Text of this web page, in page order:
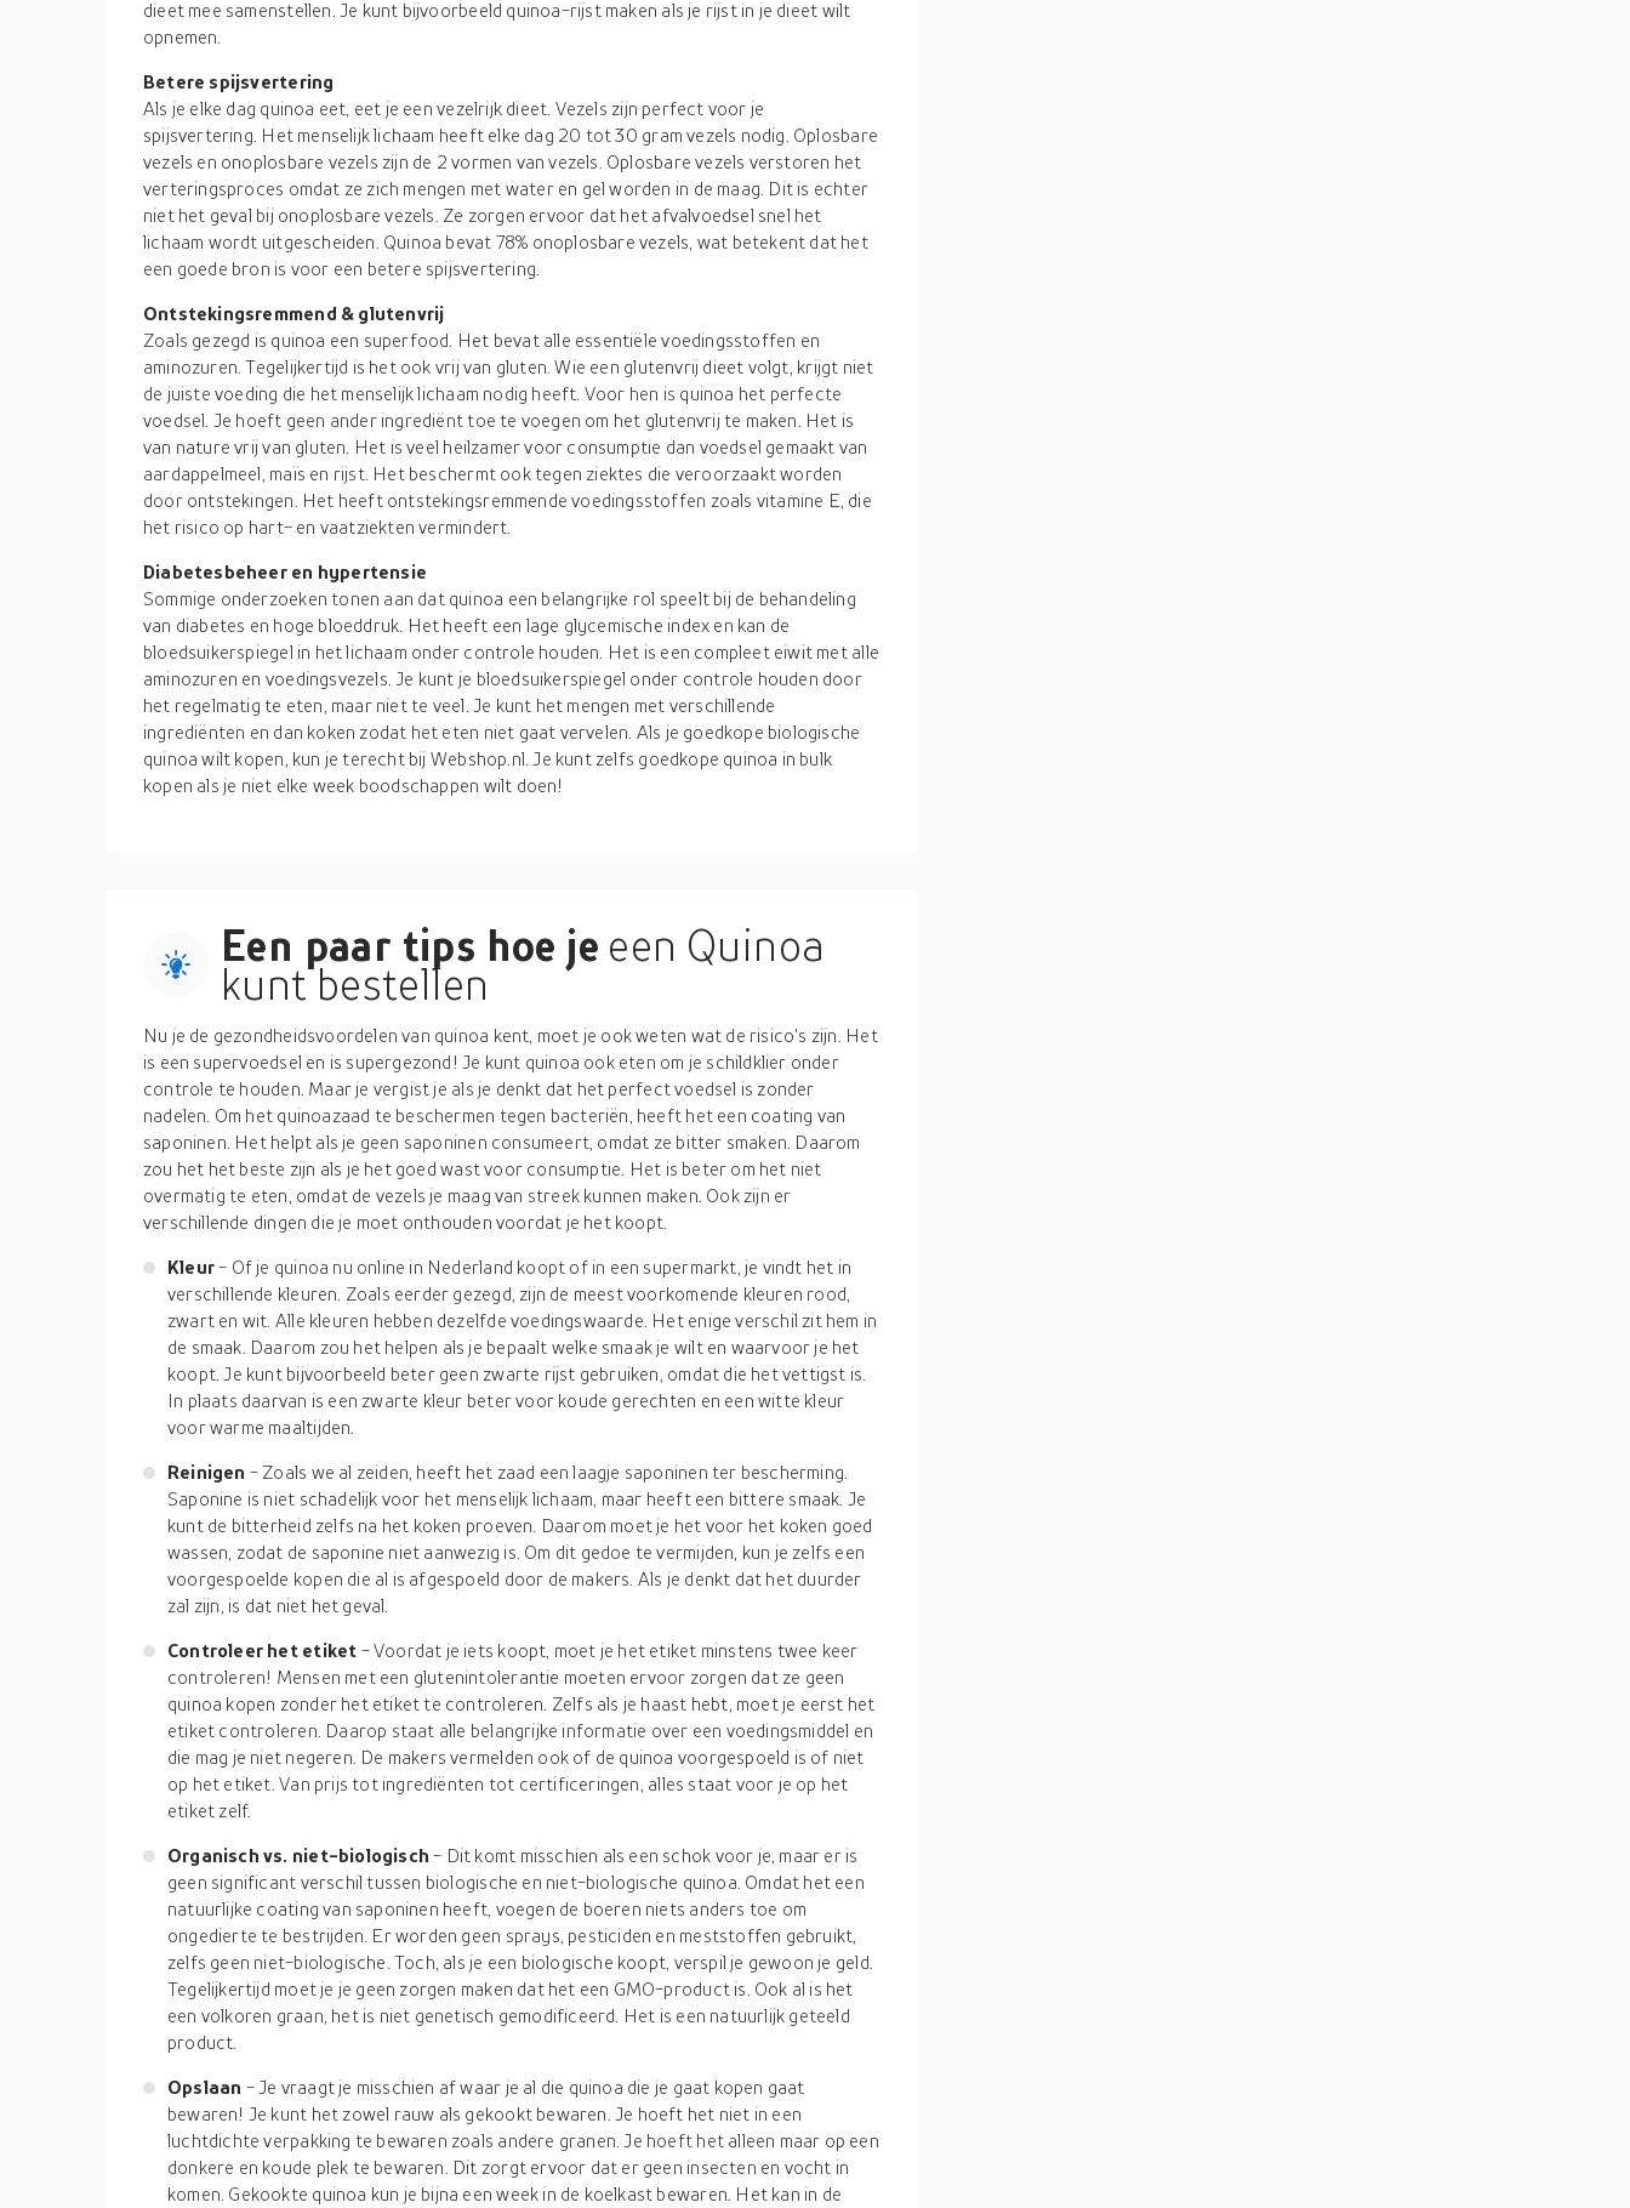
dieet mee samenstellen. Je kunt bijvoorbeeld quinoa-rijst maken als je rijst in je dieet wilt
opnemen.
Betere spijsvertering
Als je elke dag quinoa eet, eet je een vezelrijk dieet. Vezels zijn perfect voor je
spijsvertering. Het menselijk lichaam heeft elke dag 20 tot 30 gram vezels nodig. Oplosbare
vezels en onoplosbare vezels zijn de 2 vormen van vezels. Oplosbare vezels verstoren het
verteringsproces omdat ze zich mengen met water en gel worden in de maag. Dit is echter
niet het geval bij onoplosbare vezels. Ze zorgen ervoor dat het afvalvoedsel snel het
lichaam wordt uitgescheiden. Quinoa bevat 78% onoplosbare vezels, wat betekent dat het
een goede bron is voor een betere spijsvertering.
Ontstekingsremmend & glutenvrij
Zoals gezegd is quinoa een superfood. Het bevat alle essentiële voedingsstoffen en
aminozuren. Tegelijkertijd is het ook vrij van gluten. Wie een glutenvrij dieet volgt, krijgt niet
de juiste voeding die het menselijk lichaam nodig heeft. Voor hen is quinoa het perfecte
voedsel. Je hoeft geen ander ingrediënt toe te voegen om het glutenvrij te maken. Het is
van nature vrij van gluten. Het is veel heilzamer voor consumptie dan voedsel gemaakt van
aardappelmeel, maïs en rijst. Het beschermt ook tegen ziektes die veroorzaakt worden
door ontstekingen. Het heeft ontstekingsremmende voedingsstoffen zoals vitamine E, die
het risico op hart- en vaatziekten vermindert.
Diabetesbeheer en hypertensie
Sommige onderzoeken tonen aan dat quinoa een belangrijke rol speelt bij de behandeling
van diabetes en hoge bloeddruk. Het heeft een lage glycemische index en kan de
bloedsuikerspiegel in het lichaam onder controle houden. Het is een compleet eiwit met alle
aminozuren en voedingsvezels. Je kunt je bloedsuikerspiegel onder controle houden door
het regelmatig te eten, maar niet te veel. Je kunt het mengen met verschillende
ingrediënten en dan koken zodat het eten niet gaat vervelen. Als je goedkope biologische
quinoa wilt kopen, kun je terecht bij Webshop.nl. Je kunt zelfs goedkope quinoa in bulk
kopen als je niet elke week boodschappen wilt doen!
Een paar tips hoe je een Quinoa
kunt bestellen
Nu je de gezondheidsvoordelen van quinoa kent, moet je ook weten wat de risico's zijn. Het
is een supervoedsel en is supergezond! Je kunt quinoa ook eten om je schildklier onder
controle te houden. Maar je vergist je als je denkt dat het perfect voedsel is zonder
nadelen. Om het quinoazaad te beschermen tegen bacteriën, heeft het een coating van
saponinen. Het helpt als je geen saponinen consumeert, omdat ze bitter smaken. Daarom
zou het het beste zijn als je het goed wast voor consumptie. Het is beter om het niet
overmatig te eten, omdat de vezels je maag van streek kunnen maken. Ook zijn er
verschillende dingen die je moet onthouden voordat je het koopt.
Kleur- Of je quinoa nu online in Nederland koopt of in een supermarkt, je vindt het in
verschillende kleuren. Zoals eerder gezegd, zijn de meest voorkomende kleuren rood,
zwart en wit. Alle kleuren hebben dezelfde voedingswaarde. Het enige verschil zit hem in
de smaak. Daarom zou het helpen als je bepaalt welke smaak je wilt en waarvoor je het
koopt. Je kunt bijvoorbeeld beter geen zwarte rijst gebruiken, omdat die het vettigst is.
In plaats daarvan is een zwarte kleur beter voor koude gerechten en een witte kleur
voor warme maaltijden.
Reinigen - Zoals we al zeiden, heeft het zaad een laagje saponinen ter bescherming.
Saponine is niet schadelijk voor het menselijk lichaam, maar heeft een bittere smaak. Je
kunt de bitterheid zelfs na het koken proeven. Daarom moet je het voor het koken goed
wassen, zodat de saponine niet aanwezig is. Om dit gedoe te vermijden, kun je zelfs een
voorgespoelde kopen die al is afgespoeld door de makers. Als je denkt dat het duurder
zal zijn, is dat niet het geval.
Controleer het etiket - Voordat je iets koopt, moet je het etiket minstens twee keer
controleren! Mensen met een glutenintolerantie moeten ervoor zorgen dat ze geen
quinoa kopen zonder het etiket te controleren. Zelfs als je haast hebt, moet je eerst het
etiket controleren. Daarop staat alle belangrijke informatie over een voedingsmiddel en
die mag je niet negeren. De makers vermelden ook of de quinoa voorgespoeld is of niet
op het etiket. Van prijs tot ingrediënten tot certificeringen, alles staat voor je op het
etiket zelf.
Organisch vs. niet-biologisch- Dit komt misschien als een schok voor je, maar er is
geen significant verschil tussen biologische en niet-biologische quinoa. Omdat het een
natuurlijke coating van saponinen heeft, voegen de boeren niets anders toe om
ongedierte te bestrijden. Er worden geen sprays, pesticiden en meststoffen gebruikt,
zelfs geen niet-biologische. Toch, als je een biologische koopt, verspil je gewoon je geld.
Tegelijkertijd moet je je geen zorgen maken dat het een GMO-product is. Ook al is het
een volkoren graan, het is niet genetisch gemodificeerd. Het is een natuurlijk geteeld
product.
Opslaan - Je vraagt je misschien af waar je al die quinoa die je gaat kopen gaat
bewaren! Je kunt het zowel rauw als gekookt bewaren. Je hoeft het niet in een
luchtdichte verpakking te bewaren zoals andere granen. Je hoeft het alleen maar op een
donkere en koude plek te bewaren. Dit zorgt ervoor dat er geen insecten en vocht in
komen. Gekookte quinoa kun je bijna een week in de koelkast bewaren. Het kan in de